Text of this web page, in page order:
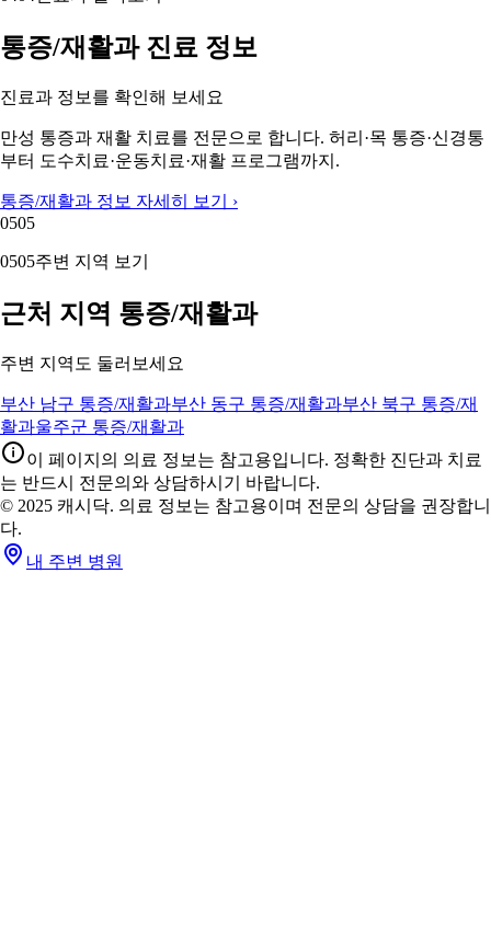
통증/재활과 진료 정보
진료과 정보를 확인해 보세요
만성 통증과 재활 치료를 전문으로 합니다. 허리·목 통증·신경통
부터 도수치료·운동치료·재활 프로그램까지.
통증/재활과 정보 자세히 보기 ›
0505
0505주변 지역 보기
근처 지역 통증/재활과
주변 지역도 둘러보세요
부산 남구 통증/재활과부산 동구 통증/재활과부산 북구 통증/재
활과울주군 통증/재활과
이 페이지의 의료 정보는 참고용입니다. 정확한 진단과 치료
는 반드시 전문의와 상담하시기 바랍니다.
© 2025 캐시닥. 의료 정보는 참고용이며 전문의 상담을 권장합니
다.
내 주변 병원